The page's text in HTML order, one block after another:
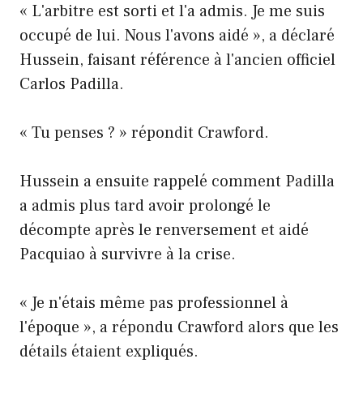
« L'arbitre est sorti et l'a admis. Je me suis
occupé de lui. Nous l'avons aidé », a déclaré
Hussein, faisant référence à l'ancien officiel
Carlos Padilla.
« Tu penses ? » répondit Crawford.
Hussein a ensuite rappelé comment Padilla
a admis plus tard avoir prolongé le
décompte après le renversement et aidé
Pacquiao à survivre à la crise.
« Je n'étais même pas professionnel à
l'époque », a répondu Crawford alors que les
détails étaient expliqués.